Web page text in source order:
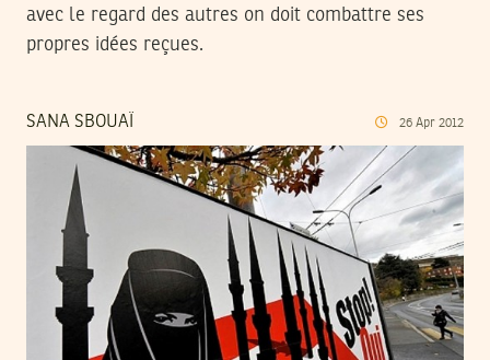
avec le regard des autres on doit combattre ses
propres idées reçues.
SANA SBOUAÏ 26 Apr 2012